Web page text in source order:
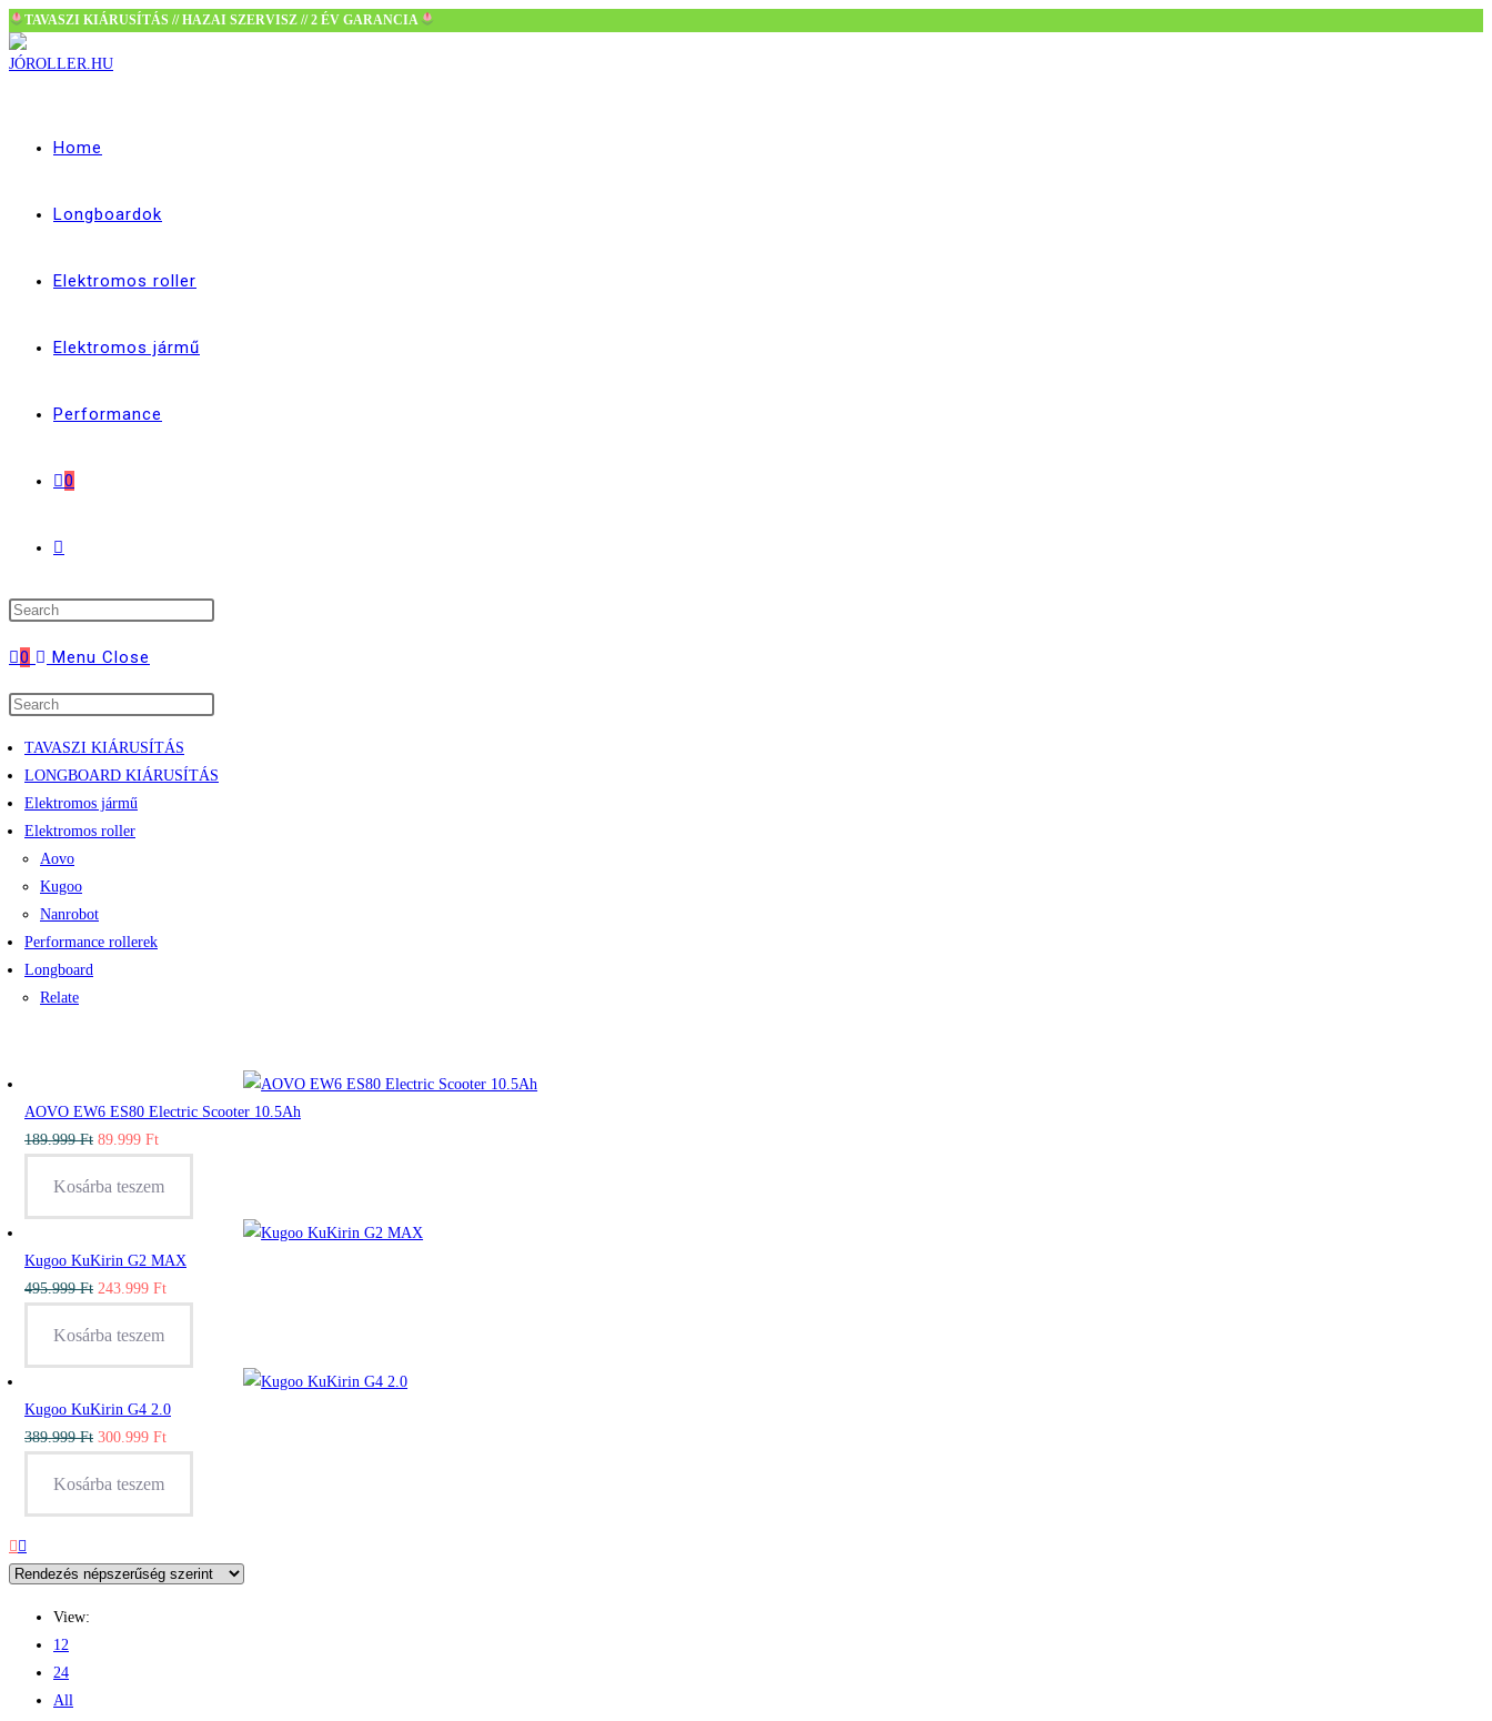
Skip
to
TAVASZI KIÁRUSÍTÁS // HAZAI SZERVISZ // 2 ÉV GARANCIA
Home
Longboardok
Elektromos roller
Elektromos jármű
Performance
0
Toggle
website
0 Menu Close
TAVASZI KIÁRUSÍTÁS
LONGBOARD KIÁRUSÍTÁS
Elektromos jármű
Elektromos roller
Aovo
Kugoo
Nanrobot
Performance rollerek
Longboard
Relate
AOVO EW6 ES80 Electric Scooter 10.5Ah
189.999Ft Original
was:
189.999 Ft.
89.999 FtCurrent
is:
89.999 Ft.
Kosárba teszem
Kugoo KuKirin G2 MAX
495.999Ft Original
was:
495.999 Ft.
243.999 FtCurrent
243.999 Ft.
Kosárba teszem
Kugoo KuKirin G4 2.0
389.999Ft Original
was:
389.999 Ft.
300.999 FtCurrent
300.999 Ft.
Kosárba teszem
View:
12
24
All